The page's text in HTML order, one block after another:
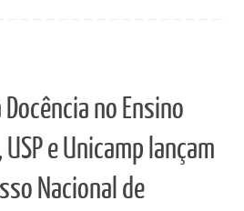
no Ensino
e Unicamp lançam
Nacional de